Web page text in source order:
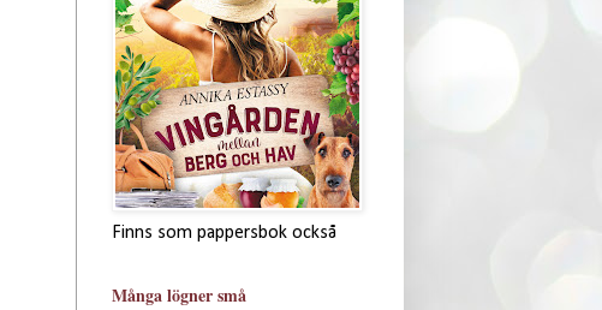
Finns som pappersbok också
Många lögner små